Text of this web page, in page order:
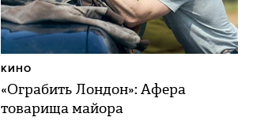
«Ограбить Лондон»: Афера
товарища майора
КИНО